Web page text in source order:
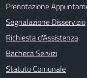
Prenotazione
Segnalazione Disservizio
Richiesta d'Assistenza
Bacheca Servizi
Statuto Comunale